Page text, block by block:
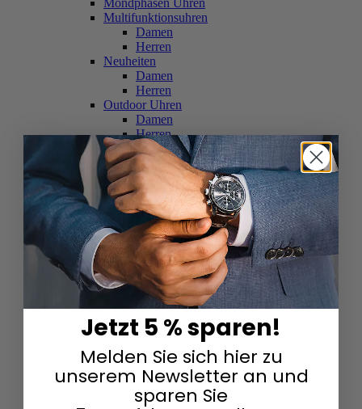
Mondphasen Uhren
Multifunktionsuhren
Damen
Herren
Neuheiten
Damen
Herren
Outdoor Uhren
Damen
Herren
Schweizer Uhren
Damen
Herren
Skelettuhren
Damen
Herren
Smartwatches
Damen
Herren
Solaruhren
Herren
Damen
Sportuhren
Damen
Herren
Swarovski & Edelsteine
Damen
Herren
Jetzt 5 % sparen!
Melden Sie sich hier zu
unserem Newsletter an und
sparen Sie